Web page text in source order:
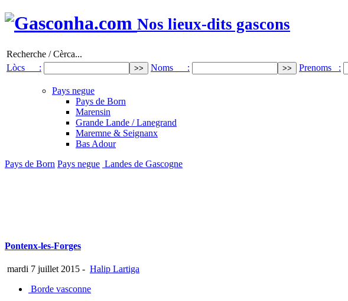
Nos lieux-dits gascons
Recherche / Cèrca...
Lòcs :
Noms : Prenoms :
Pays negue
Pays de Born
Marensin
Grande Lande / Lanegrand
Maremne & Seignanx
Bas Adour
Pays de Born Pays negue Landes de Gascogne
Pontenx-les-Forges
mardi 7 juillet 2015 - Halip Lartiga
Borde vasconne